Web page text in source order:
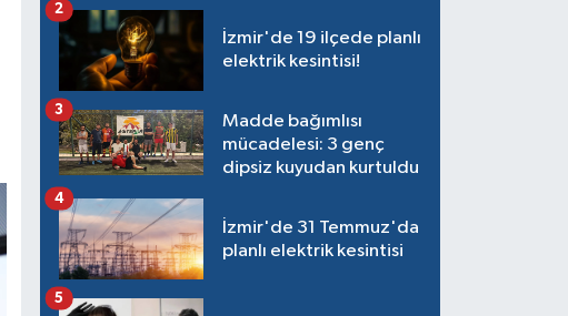
İzmir'de 19 ilçede planlı
elektrik kesintisi!
2
Madde bağımlısı
mücadelesi: 3 genç
dipsiz kuyudan kurtuldu
3
İzmir'de 31 Temmuz'da
planlı elektrik kesintisi
4
5